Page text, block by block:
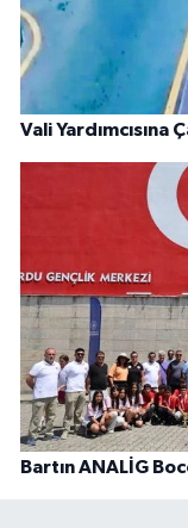
Vali Yardımcısına
Bartın ANALİG